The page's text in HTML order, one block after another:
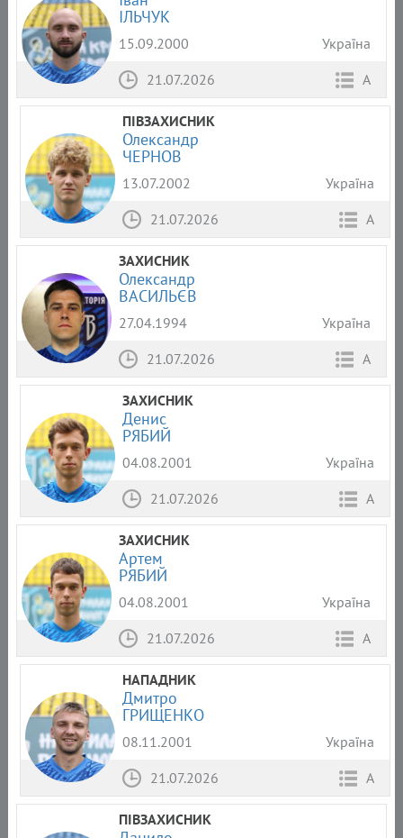
ІЛЬЧУК
15.09.2000
Україна
21.07.2026
А
ПІВЗАХИСНИК
Олександр
ЧЕРНОВ
13.07.2002
Україна
21.07.2026
А
ЗАХИСНИК
Олександр
ВАСИЛЬЄВ
27.04.1994
Україна
21.07.2026
А
ЗАХИСНИК
Денис
РЯБИЙ
04.08.2001
Україна
21.07.2026
А
ЗАХИСНИК
Артем
РЯБИЙ
04.08.2001
Україна
21.07.2026
А
НАПАДНИК
Дмитро
ГРИЩЕНКО
08.11.2001
Україна
21.07.2026
А
ПІВЗАХИСНИК